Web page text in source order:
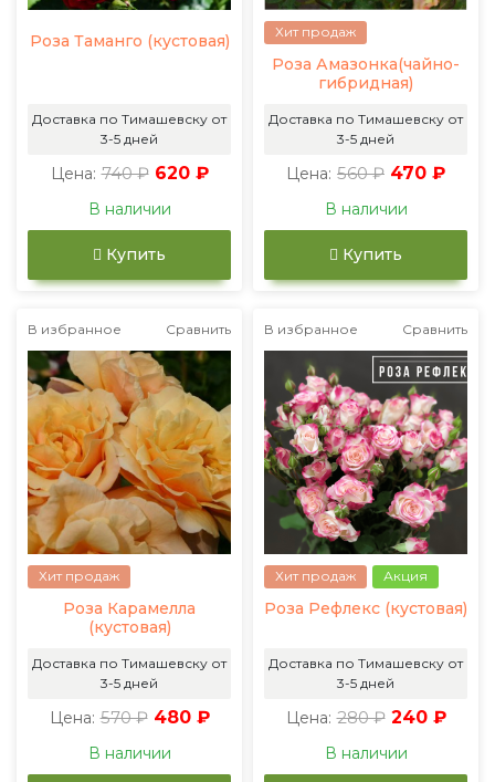
Роза Таманго (кустовая)
Доставка по Тимашевску от
3-5 дней
Цена: 740 ₽ 620 ₽
В наличии
Купить
Хит продаж
Роза Амазонка(чайно-
гибридная)
Доставка по Тимашевску от
3-5 дней
Цена: 560 ₽ 470 ₽
В наличии
Купить
В избранное Сравнить
Хит продаж
Роза Карамелла
(кустовая)
Доставка по Тимашевску от
3-5 дней
Цена: 570 ₽ 480 ₽
В наличии
В избранное Сравнить
Хит продаж Акция
Роза Рефлекс (кустовая)
Доставка по Тимашевску от
3-5 дней
Цена: 280 ₽ 240 ₽
В наличии